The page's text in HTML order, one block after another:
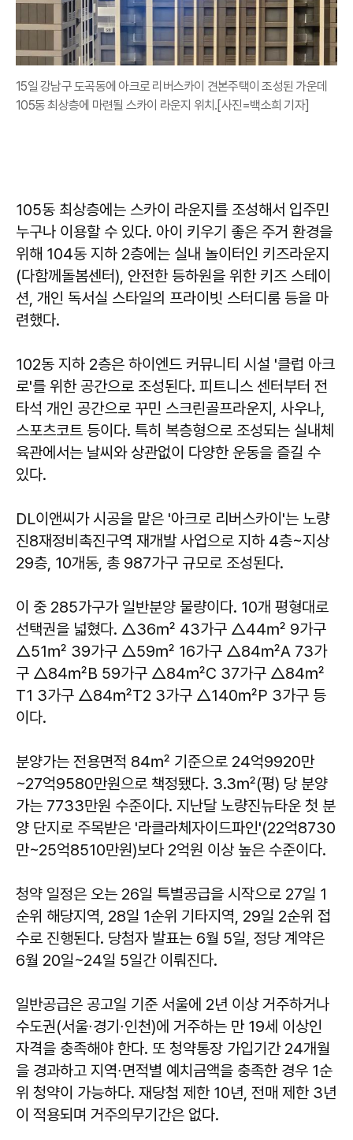
15일 강남구 도곡동에 아크로 리버스카이 견본주택이 조성된 가운데
105동 최상층에 마련될 스카이 라운지 위치.[사진=백소희 기자]
105동 최상층에는 스카이 라운지를 조성해서 입주민
누구나 이용할 수 있다. 아이 키우기 좋은 주거 환경을
위해 104동 지하 2층에는 실내 놀이터인 키즈라운지
(다함께돌봄센터), 안전한 등하원을 위한 키즈 스테이
션, 개인 독서실 스타일의 프라이빗 스터디룸 등을 마
련했다.
102동 지하 2층은 하이엔드 커뮤니티 시설 '클럽 아크
로'를 위한 공간으로 조성된다. 피트니스 센터부터 전
타석 개인 공간으로 꾸민 스크린골프라운지, 사우나,
스포츠코트 등이다. 특히 복층형으로 조성되는 실내체
육관에서는 날씨와 상관없이 다양한 운동을 즐길 수
있다.
DL이앤씨가 시공을 맡은 '아크로 리버스카이'는 노량
진8재정비촉진구역 재개발 사업으로 지하 4층~지상
29층, 10개동, 총 987가구 규모로 조성된다.
이 중 285가구가 일반분양 물량이다. 10개 평형대로
선택권을 넓혔다. △36㎡ 43가구 △44㎡ 9가구
△51㎡ 39가구 △59㎡ 16가구 △84㎡A 73가
구 △84㎡B 59가구 △84㎡C 37가구 △84㎡
T1 3가구 △84㎡T2 3가구 △140㎡P 3가구 등
이다.
분양가는 전용면적 84㎡ 기준으로 24억9920만
~27억9580만원으로 책정됐다. 3.3㎡(평) 당 분양
가는 7733만원 수준이다. 지난달 노량진뉴타운 첫 분
양 단지로 주목받은 '라클라체자이드파인'(22억8730
만~25억8510만원)보다 2억원 이상 높은 수준이다.
청약 일정은 오는 26일 특별공급을 시작으로 27일 1
순위 해당지역, 28일 1순위 기타지역, 29일 2순위 접
수로 진행된다. 당첨자 발표는 6월 5일, 정당 계약은
6월 20일~24일 5일간 이뤄진다.
일반공급은 공고일 기준 서울에 2년 이상 거주하거나
수도권(서울∙경기∙인천)에 거주하는 만 19세 이상인
자격을 충족해야 한다. 또 청약통장 가입기간 24개월
을 경과하고 지역∙면적별 예치금액을 충족한 경우 1순
위 청약이 가능하다. 재당첨 제한 10년, 전매 제한 3년
이 적용되며 거주의무기간은 없다.